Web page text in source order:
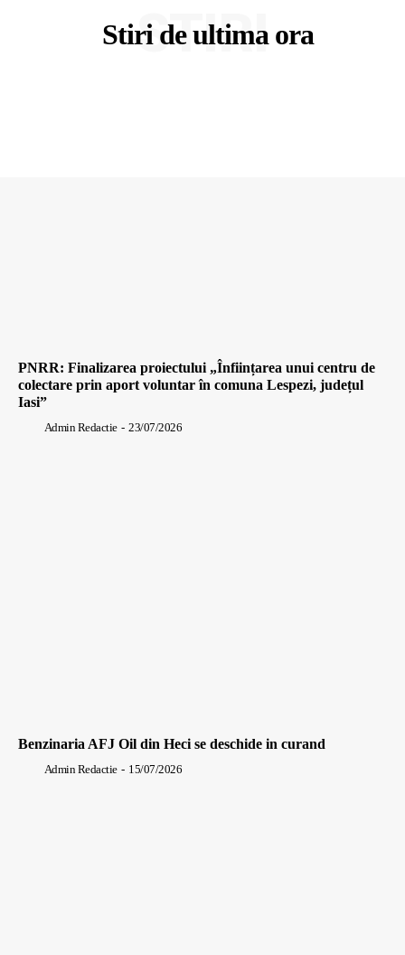
Stiri de ultima ora
STIRI
PNRR: Finalizarea proiectului „Înființarea unui centru de
colectare prin aport voluntar în comuna Lespezi, județul
Iasi”
Admin Redactie - 23/07/2026
Benzinaria AFJ Oil din Heci se deschide in curand
Admin Redactie - 15/07/2026